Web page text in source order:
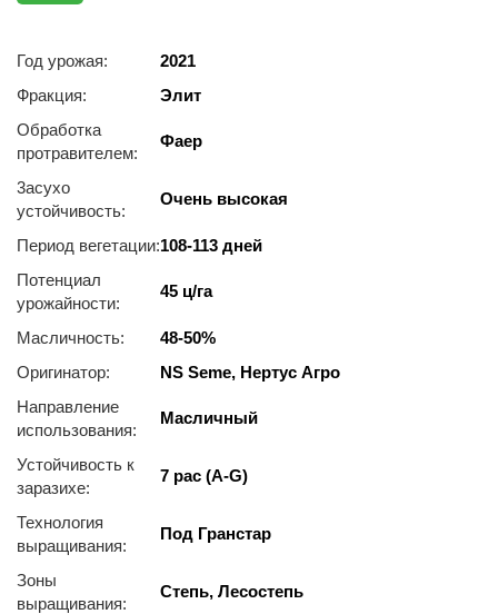
Год урожая:
2021
Фракция:
Элит
Обработка
протравителем:
Фаер
3acуxo
уcтoйчивocть:
Очень высокая
Период вегетации:108-113 дней
Потенциал
урожайности:
45 ц/га
Масличность:
48-50%
Оригинатор:
NS Seme, Нертус Агро
Направление
использования:
Масличный
Устойчивость к
заразихе:
7 рас (A-G)
Технология
выращивания:
Под Гранстар
Зоны
выращивания:
Степь, Лесостепь